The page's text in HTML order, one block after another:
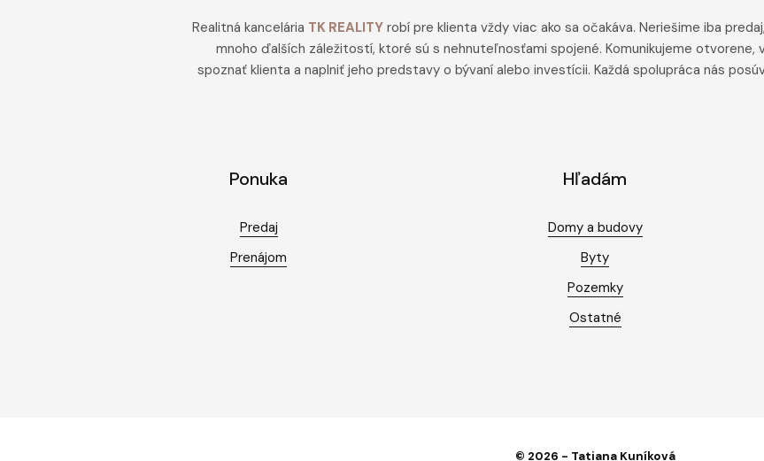
Realitná kancelária TK REALITYrobí pre klienta vždy viac ako sa očakáva. Neriešime iba
mnoho ďalších záležitostí, ktoré sú s nehnuteľnosťami spojené. Komunikujeme
spoznať klienta a naplniť jeho predstavy o bývaní alebo investícii. Každá spolupráca nás
Ponuka
Predaj
Prenájom
Hľadám
Domy a budovy
Byty
Pozemky
Ostatné
© 2026 - Tatiana Kuníková